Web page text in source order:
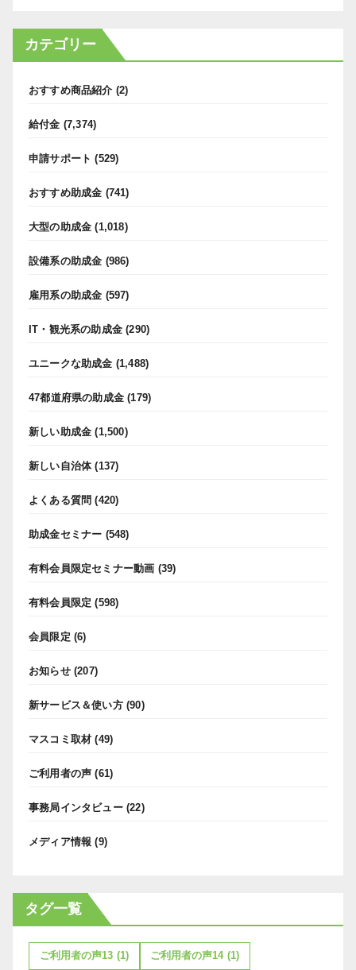
カテゴリー
おすすめ商品紹介 (2)
給付金 (7,374)
申請サポート (529)
おすすめ助成金 (741)
大型の助成金 (1,018)
設備系の助成金 (986)
雇用系の助成金 (597)
IT・観光系の助成金 (290)
ユニークな助成金 (1,488)
47都道府県の助成金 (179)
新しい助成金 (1,500)
新しい自治体(137)
よくある質問 (420)
助成金セミナー (548)
有料会員限定セミナー動画 (39)
有料会員限定 (598)
会員限定 (6)
お知らせ(207)
新サービス＆使い方(90)
マスコミ取材 (49)
ご利用者の声 (61)
事務局インタビュー(22)
メディア情報 (9)
タグ一覧
ご利用者の声13 (1) ご利用者の声14 (1)